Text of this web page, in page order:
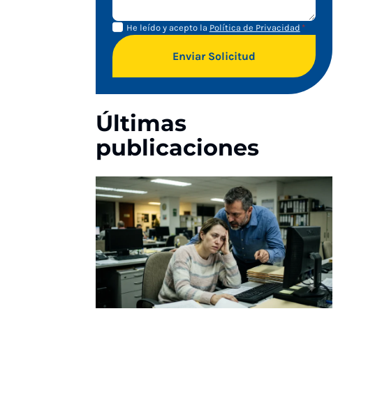
Aviso de
Privacidad
Aviso
de
He leído y acepto la Política de Privacidad *
Enviar Solicitud
Últimas
publicaciones